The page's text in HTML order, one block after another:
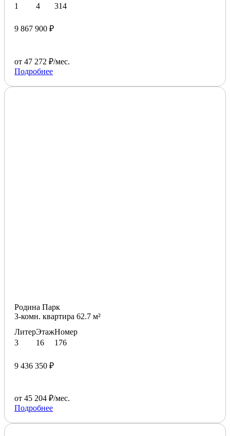
1
4
314
9 867 900 ₽
от 47 272 ₽/мес.
Подробнее
Родина Парк
3-комн. квартира 62.7 м²
Литер
3
Этаж
16
Номер
176
9 436 350 ₽
от 45 204 ₽/мес.
Подробнее